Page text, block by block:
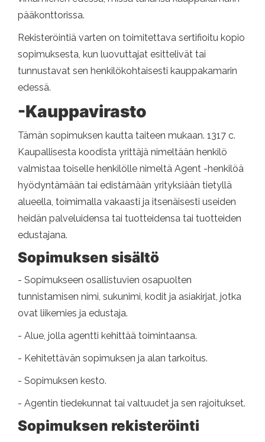
pääkonttorissa.
Rekisteröintiä varten on toimitettava sertifioitu kopio
sopimuksesta, kun luovuttajat esittelivät tai
tunnustavat sen henkilökohtaisesti kauppakamarin
edessä.
-Kauppavirasto
Tämän sopimuksen kautta taiteen mukaan. 1317 c.
Kaupallisesta koodista yrittäjä nimeltään henkilö
valmistaa toiselle henkilölle nimeltä Agent -henkilöä
hyödyntämään tai edistämään yrityksiään tietyllä
alueella, toimimalla vakaasti ja itsenäisesti useiden
heidän palveluidensa tai tuotteidensa tai tuotteiden
edustajana.
Sopimuksen sisältö
- Sopimukseen osallistuvien osapuolten
tunnistamisen nimi, sukunimi, kodit ja asiakirjat, jotka
ovat liikemies ja edustaja.
- Alue, jolla agentti kehittää toimintaansa.
- Kehitettävän sopimuksen ja alan tarkoitus.
- Sopimuksen kesto.
- Agentin tiedekunnat tai valtuudet ja sen rajoitukset.
Sopimuksen rekisteröinti